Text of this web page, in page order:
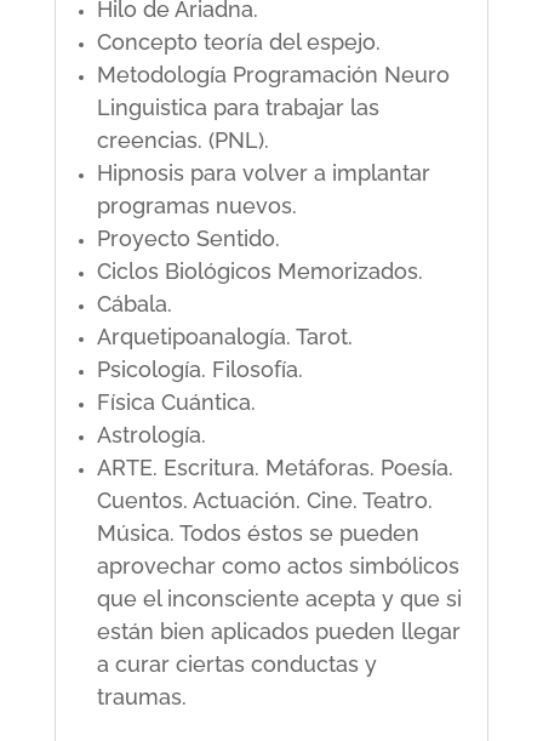
Hilo de Ariadna.
Concepto teoría del espejo.
Metodología Programación Neuro
Linguistica para trabajar las
creencias. (PNL).
Hipnosis para volver a implantar
programas nuevos.
Proyecto Sentido.
Ciclos Biológicos Memorizados.
Cábala.
Arquetipoanalogía. Tarot.
Psicología. Filosofía.
Física Cuántica.
Astrología.
ARTE. Escritura. Metáforas. Poesía.
Cuentos. Actuación. Cine. Teatro.
Música. Todos éstos se pueden
aprovechar como actos simbólicos
que el inconsciente acepta y que si
están bien aplicados pueden llegar
a curar ciertas conductas y
traumas.